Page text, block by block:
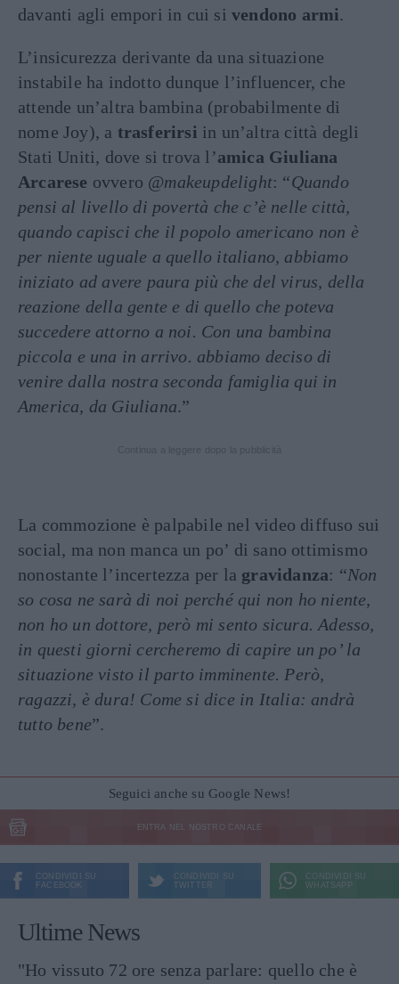
davanti agli empori in cui si vendono armi.
L’insicurezza derivante da una situazione
instabile ha indotto dunque l’influencer, che
attende un’altra bambina (probabilmente di
nome Joy), a trasferirsi in un’altra città degli
Stati Uniti, dove si trova l’amica Giuliana
Arcarese ovvero @makeupdelight: “Quando
pensi al livello di povertà che c’è nelle città,
quando capisci che il popolo americano non è
per niente uguale a quello italiano, abbiamo
iniziato ad avere paura più che del virus, della
reazione della gente e di quello che poteva
succedere attorno a noi. Con una bambina
piccola e una in arrivo. abbiamo deciso di
venire dalla nostra seconda famiglia qui in
America, da Giuliana.”
La commozione è palpabile nel video diffuso sui
social, ma non manca un po’ di sano ottimismo
nonostante l’incertezza per la gravidanza: “Non
so cosa ne sarà di noi perché qui non ho niente,
non ho un dottore, però mi sento sicura. Adesso,
in questi giorni cercheremo di capire un po’ la
situazione visto il parto imminente. Però,
ragazzi, è dura! Come si dice in Italia: andrà
tutto bene”.
Seguici anche su Google News!
ENTRA NEL NOSTRO CANALE
CONDIVIDI SU
FACEBOOK
CONDIVIDI SU
TWITTER
CONDIVIDI SU
WHATSAPP
Ultime News
"Ho vissuto 72 ore senza parlare: quello che è